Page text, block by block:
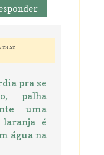
23:52
pra se
palha
uma
é
água na